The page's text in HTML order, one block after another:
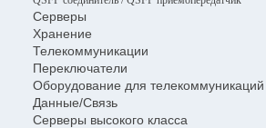
Серверы
Хранение
Телекоммуникации
Переключатели
Оборудование для телекоммуникаций
Данные/Связь
Серверы высокого класса